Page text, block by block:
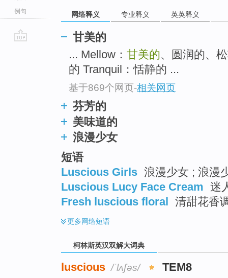
例句
网络释义 专业释义 英英释义
甘美的
... Mellow： 甘美的、圆润的、
的 Tranquil：恬静的 ...
基于869个网页-相关网页
芬芳的
美味道的
浪漫少女
短语
Luscious Girls 浪漫少女 ; 浪漫
Luscious Lucy Face Cream 迷
Fresh luscious floral 清甜花香
更多网络短语
柯林斯英汉双解大词典
luscious /ˈlʌʃəs/ TEM8